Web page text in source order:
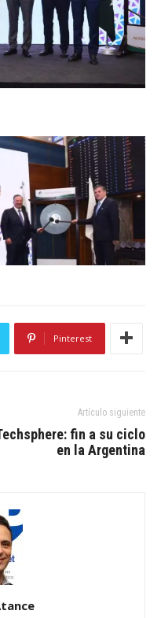
Pinterest
Artículo siguiente
fin a su ciclo
en la Argentina